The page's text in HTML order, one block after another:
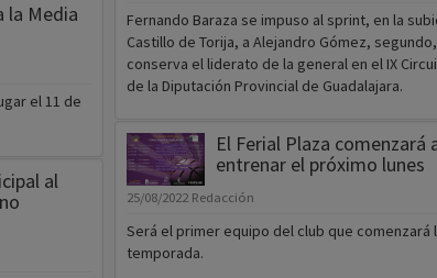
la Media
el 11 de
al
Fernando Baraza se impuso al sprint, en la
Castillo de Torija, a Alejandro Gómez,
conserva el liderato de la general en el IX
de la Diputación Provincial de Guadalajara.
El Ferial Plaza comenzará
entrenar el próximo lunes
25/08/2022 Redacción
Será el primer equipo del club que comenzará
temporada.